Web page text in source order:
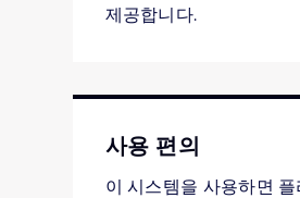
제공합니다.
사용 편의
이 시스템을 사용하면 플